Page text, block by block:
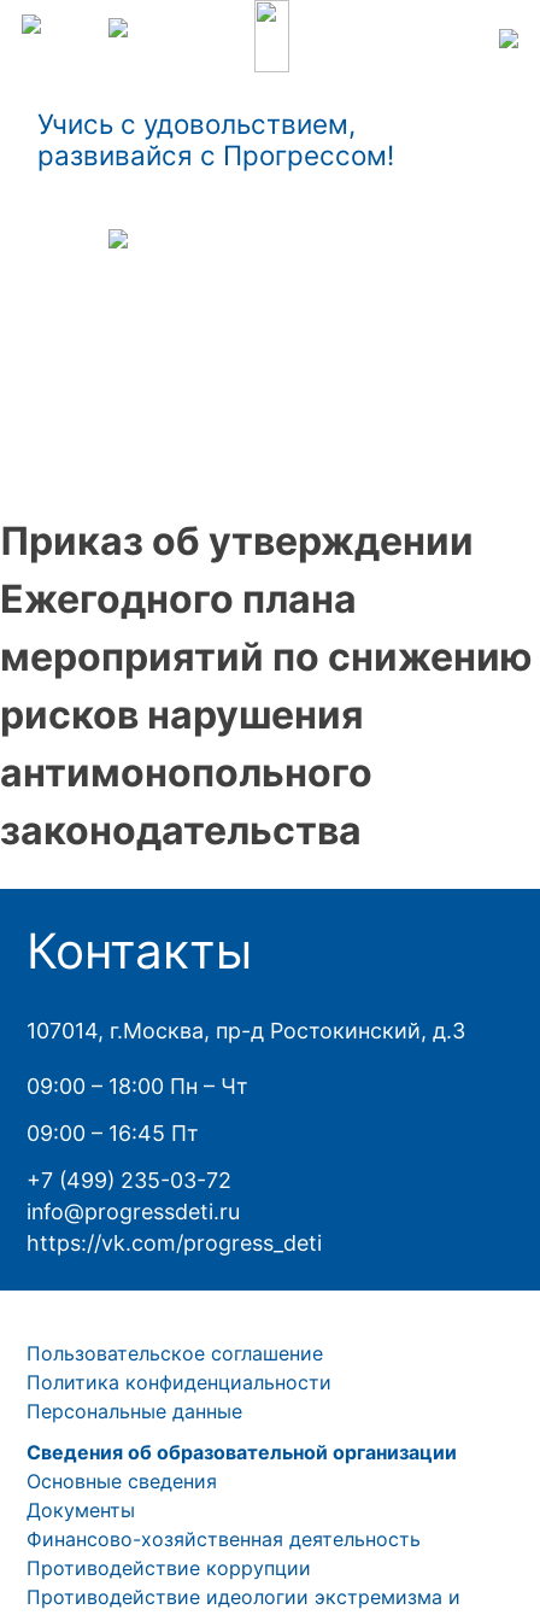
Учись с удовольствием,
развивайся с Прогрессом!
Приказ об утверждении
Ежегодного плана
мероприятий по снижению
рисков нарушения
антимонопольного
законодательства
Контакты
107014, г.Москва, пр-д Ростокинский, д.3
09:00 – 18:00 Пн – Чт
09:00 – 16:45 Пт
+7 (499) 235-03-72
info@progressdeti.ru
https://vk.com/progress_deti
Пользовательское соглашение
Политика конфиденциальности
Персональные данные
Сведения об образовательной организации
Основные сведения
Документы
Финансово-хозяйственная деятельность
Противодействие коррупции
Противодействие идеологии экстремизма и